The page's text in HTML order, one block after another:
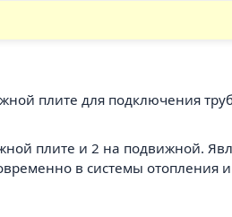
плите для подключения
плите и 2 на подвижной.
в системы отопления и